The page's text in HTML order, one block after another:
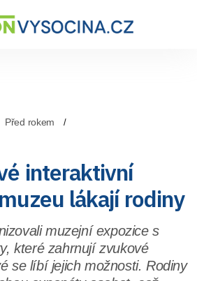
Před rokem
interaktivní
lákají rodiny
muzejní expozice s
které zahrnují zvukové
se líbí jejich možnosti. Rodiny